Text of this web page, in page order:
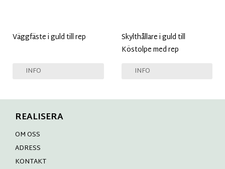
Väggfäste i guld till rep
INFO
Skylthållare i guld till
Köstolpe med rep
INFO
REALISERA
OM OSS
ADRESS
KONTAKT